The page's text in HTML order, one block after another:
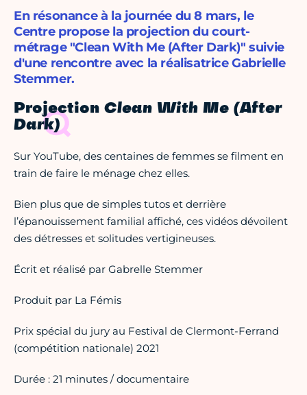
En résonance à la journée du 8 mars, le
Centre propose la projection du court-
métrage "Clean With Me (After Dark)" suivie
d'une rencontre avec la réalisatrice Gabrielle
Stemmer.
Projection Clean With Me (After
Dark)
Sur YouTube, des centaines de femmes se filment en
train de faire le ménage chez elles.
Bien plus que de simples tutos et derrière
l’épanouissement familial affiché, ces vidéos dévoilent
des détresses et solitudes vertigineuses.
Écrit et réalisé par Gabrelle Stemmer
Produit par La Fémis
Prix spécial du jury au Festival de Clermont-Ferrand
(compétition nationale) 2021
Durée : 21 minutes / documentaire